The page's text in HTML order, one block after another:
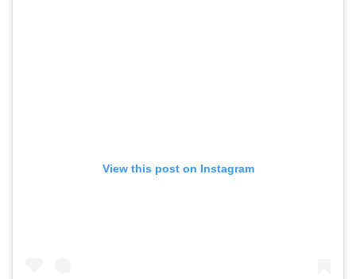
View this post on Instagram